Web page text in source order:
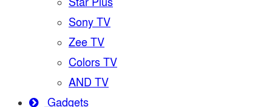
Sony TV
Zee TV
Colors TV
AND TV
Gadgets